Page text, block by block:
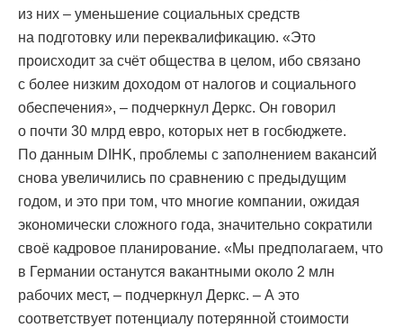
из них – уменьшение социальных средств
на подготовку или переквалификацию. «Это
происходит за счёт общества в целом, ибо связано
с более низким доходом от налогов и социального
обеспечения», – подчеркнул Деркс. Он говорил
о почти 30 млрд евро, которых нет в госбюджете.
По данным DIHK, проблемы с заполнением вакансий
снова увеличились по сравнению с предыдущим
годом, и это при том, что многие компании, ожидая
экономически сложного года, значительно сократили
своё кадровое планирование. «Мы предполагаем, что
в Германии останутся вакантными около 2 млн
рабочих мест, – подчеркнул Деркс. – А это
соответствует потенциалу потерянной стоимости